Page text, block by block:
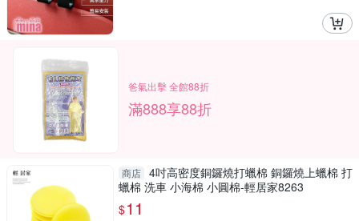
爸氣出擊 全館88折
滿888享88折
商店 4吋高密度銅鑼燒打蠟棉 銅鑼燒上蠟棉 打
蠟棉 洗車 小海棉 小圓棉-輕居家8263
$11